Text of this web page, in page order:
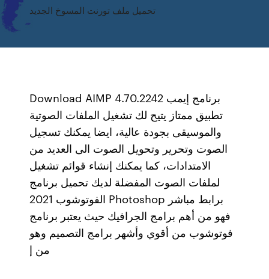
تحميل ملف تورنت المسوخ الجديد
Download AIMP 4.70.2242 برنامج إيمب
تطبيق ممتاز يتيح لك تشغيل الملفات الصوتية
والموسيقى بجودة عالية، ايضا يمكنك تسجيل
الصوت وتحرير وتحويل الصوت الى العديد من
الامتدادات، كما يمكنك إنشاء قوائم تشغيل
لملفات الصوت المفضلة لديك تحميل برنامج
الفوتوشوب 2021 Photoshop برابط مباشر
فهو من أهم برامج الجرافيك حيث يعتبر برنامج
فوتوشوب من أقوي وأشهر برامج التصميم وهو
من إ